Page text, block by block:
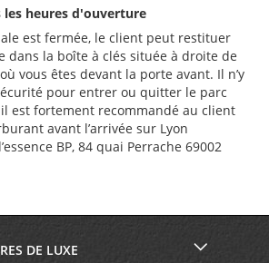
heures d'ouverture
est fermée, le client peut restituer
dans la boîte à clés située à droite de
vous êtes devant la porte avant. Il n’y
pour entrer ou quitter le parc
est fortement recommandé au client
avant l’arrivée sur Lyon
BP, 84 quai Perrache 69002
DE LUXE